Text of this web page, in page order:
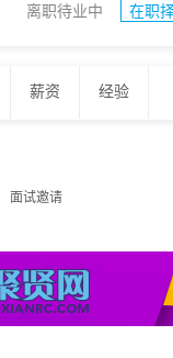
离职待业中 在职
薪资 经验
面试邀请